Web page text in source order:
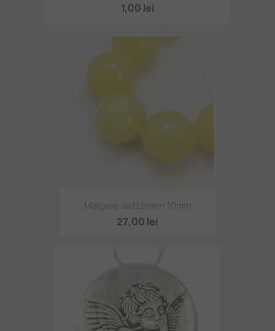
1,00 lei
Margele Jad Lemon 10mm
27,00 lei